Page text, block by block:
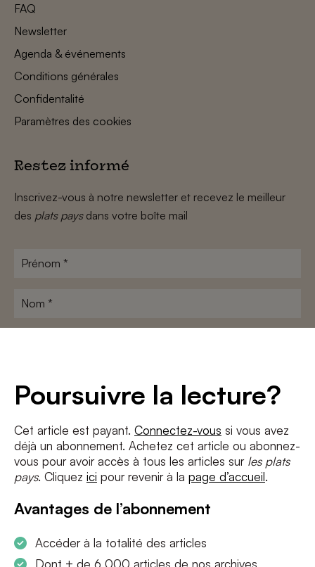
Poursuivre la lecture?
Cet article est payant. Connectez-vous si vous avez
déjà un abonnement. Achetez cet article ou abonnez-
vous pour avoir accès à tous les articles sur les plats
pays. Cliquez ici pour revenir à la page d’accueil.
Avantages de l’abonnement
Accéder à la totalité des articles
Dont + de 6 000 articles de nos archives
FAQ
Newsletter
Agenda & événements
Conditions générales
Confidentalité
Paramètres des cookies
Restez informé
Inscrivez-vous à notre newsletter et recevez le meilleur
des plats paysdans votre boîte mail
Prénom
Nom
J'accepte les termes et conditions etla politique de confidentialité
S'INSCRIRE